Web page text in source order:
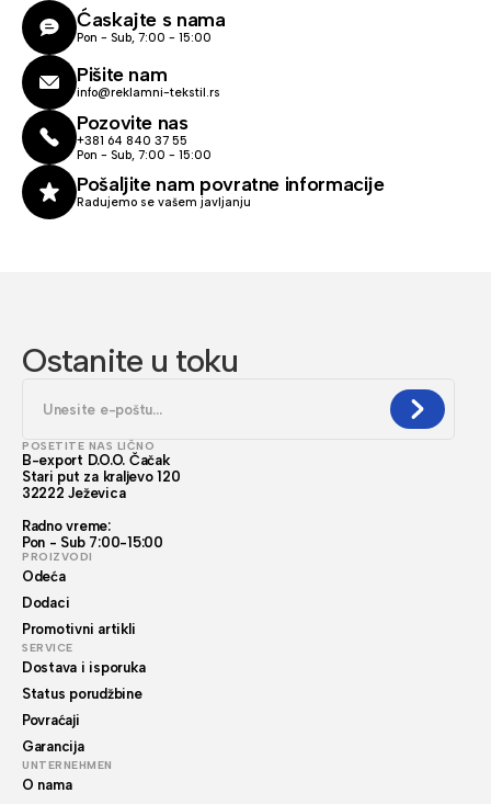
Ćaskajte s nama
Pon - Sub, 7:00 - 15:00
Pišite nam
info@reklamni-tekstil.rs
Pozovite nas
+381 64 840 37 55
Pon - Sub, 7:00 - 15:00
Pošaljite nam povratne informacije
Radujemo se vašem javljanju
Ostanite u toku
POSETITE NAS LIČNO
B-export D.O.O. Čačak
Stari put za kraljevo 120
32222 Ježevica
Radno vreme:
Pon - Sub 7:00-15:00
PROIZVODI
Odeća
Dodaci
Promotivni artikli
SERVICE
Dostava i isporuka
Status porudžbine
Povraćaji
Garancija
UNTERNEHMEN
O nama